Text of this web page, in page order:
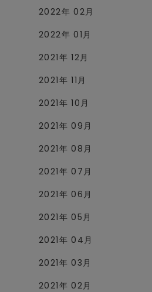
2022年 02月
2022年 01月
2021年 12月
2021年 11月
2021年 10月
2021年 09月
2021年 08月
2021年 07月
2021年 06月
2021年 05月
2021年 04月
2021年 03月
2021年 02月